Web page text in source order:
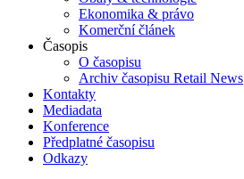
Ekonomika & právo
Komerční článek
Časopis
O časopisu
Archiv časopisu Retail News
Kontakty
Mediadata
Konference
Předplatné časopisu
Odkazy